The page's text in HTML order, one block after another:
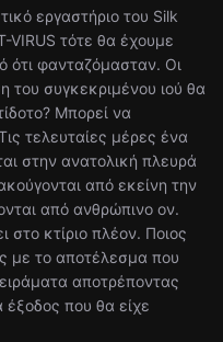
εργαστήριο του Silk
VIRUS τότε θα έχουμε
ότι φανταζόμασταν. Οι
του συγκεκριμένου ιού θα
Μπορεί να
τελευταίες μέρες ένα
στην ανατολική πλευρά
από εκείνη την
από ανθρώπινο ον.
στο κτίριο πλέον. Ποιος
με το αποτέλεσμα που
αποτρέποντας
έξοδος που θα είχε